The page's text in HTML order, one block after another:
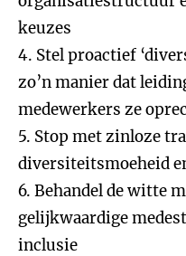
keuzes
4. Stel proactief
zo’n manier dat
medewerkers ze
5. Stop met zinloze
diversiteitsmoeheid
6. Behandel de witte
gelijkwaardige
inclusie